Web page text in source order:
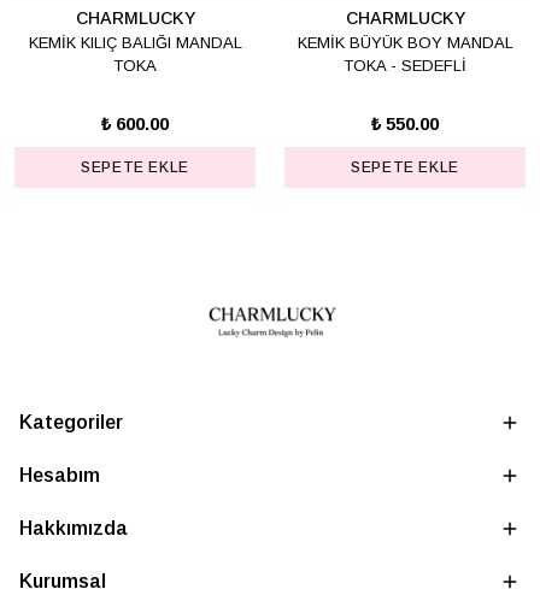
CHARMLUCKY
KEMİK KILIÇ BALIĞI MANDAL
TOKA
₺ 600.00
SEPETE EKLE
CHARMLUCKY
KEMİK BÜYÜK BOY MANDAL
TOKA - SEDEFLİ
₺ 550.00
SEPETE EKLE
Kategoriler
Hesabım
Hakkımızda
Kurumsal